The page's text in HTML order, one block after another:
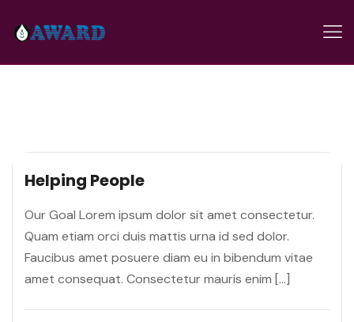
Helping People
Our Goal Lorem ipsum dolor sit amet consectetur.
Quam etiam orci duis mattis urna id sed dolor.
Faucibus amet posuere diam eu in bibendum vitae
amet consequat. Consectetur mauris enim […]